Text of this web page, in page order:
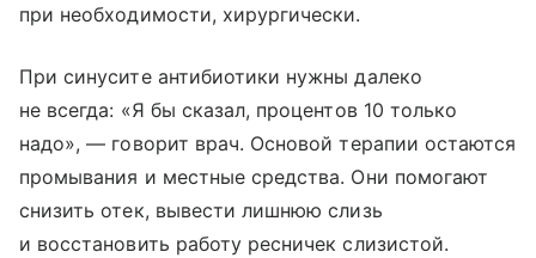
при необходимости, хирургически.
При синусите антибиотики нужны далеко
не всегда: «Я бы сказал, процентов 10 только
надо», — говорит врач. Основой терапии остаются
промывания и местные средства. Они помогают
снизить отек, вывести лишнюю слизь
и восстановить работу ресничек слизистой.